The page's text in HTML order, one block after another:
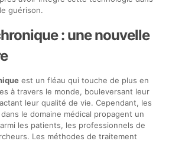
guérison.
: une nouvelle
est un fléau qui touche de plus en
à travers le monde, bouleversant leur
leur qualité de vie. Cependant, les
le domaine médical propagent un
les patients, les professionnels de
Les méthodes de traitement